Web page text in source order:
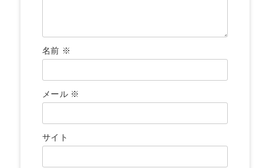
名前 ※
メール ※
サイト